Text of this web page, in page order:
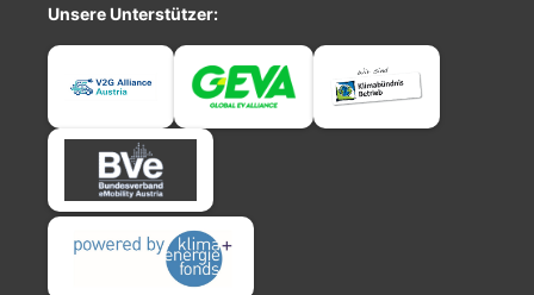
Unsere Unterstützer: